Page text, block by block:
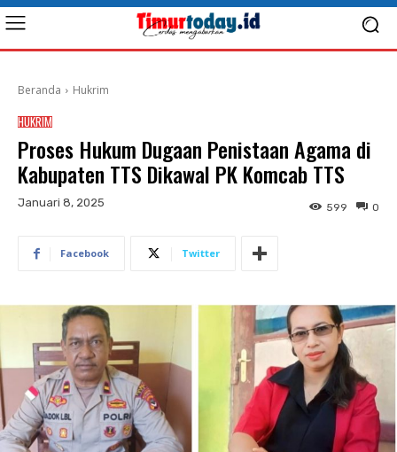
Beranda Hukrim
HUKRIM
Proses Hukum Dugaan Penistaan Agama di
Kabupaten TTS Dikawal PK Komcab TTS
Januari 8, 2025 0
599
Facebook Twitter